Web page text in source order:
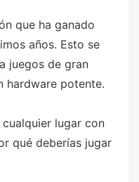
que ha ganado
años. Esto se
juegos de gran
hardware potente.
lugar con
qué deberías jugar